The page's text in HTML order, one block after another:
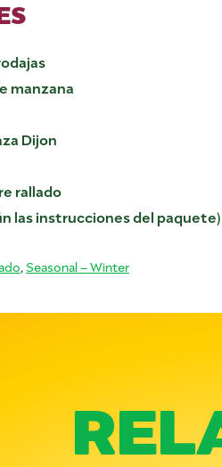
manzana
Dijon
rallado
las instrucciones del paquete)
, Seasonal – Winter